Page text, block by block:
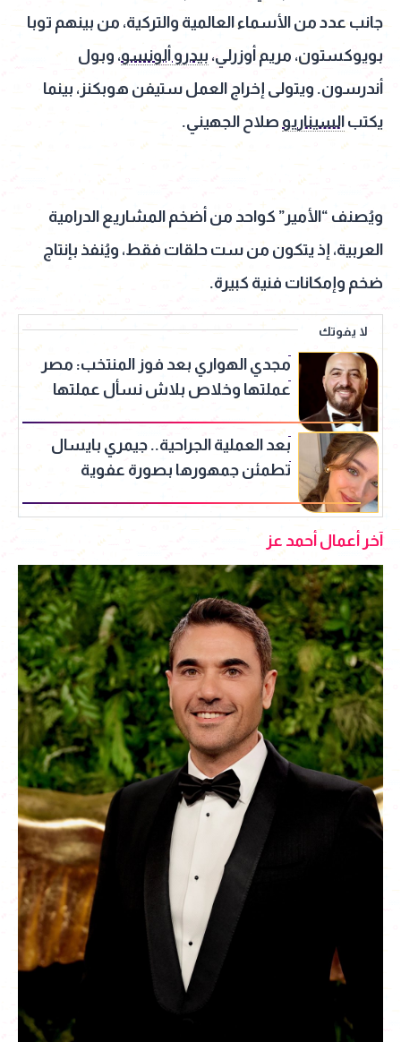
جانب عدد من الأسماء العالمية والتركية، من بينهم توبا
بويوكستون، مريم أوزرلي، بيدرو ألونسو، وبول
أندرسون. ويتولى إخراج العمل ستيفن هوبكنز، بينما
يكتب السيناريو صلاح الجهيني.
ويُصنف “الأمير” كواحد من أضخم المشاريع الدرامية
العربية، إذ يتكون من ست حلقات فقط، ويُنفذ بإنتاج
ضخم وإمكانات فنية كبيرة.
لا يفوتك
مجدي الهواري بعد فوز المنتخب: مصر
عملتها وخلاص بلاش نسأل عملتها
بعد العملية الجراحية.. جيمري بايسال
تطمئن جمهورها بصورة عفوية
آخر أعمال أحمد عز